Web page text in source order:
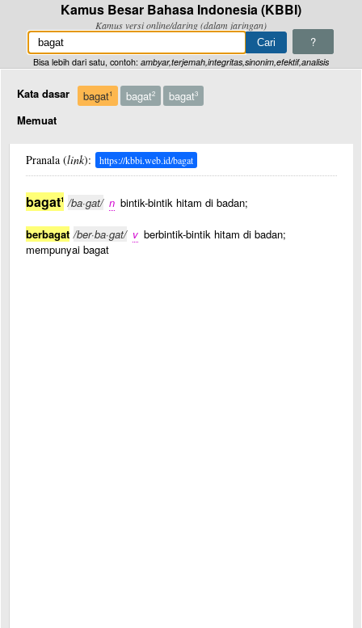
Kamus Besar Bahasa Indonesia (KBBI)
Kamus versi online/daring (dalam jaringan)
?
Bisa lebih dari satu, contoh: ambyar,terjemah,integritas,sinonim,efektif,analisis
Kata dasar bagat1 bagat2 bagat3
Memuat
Pranala (link): https://kbbi.web.id/bagat
bagat1 /ba·gat/ n bintik-bintik hitam di badan;
berbagat /ber·ba·gat/ v berbintik-bintik hitam di badan;
mempunyai bagat